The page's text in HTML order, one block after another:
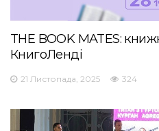
THE BOOK MATES:
КнигоЛенді
21 Листопада, 2025 324